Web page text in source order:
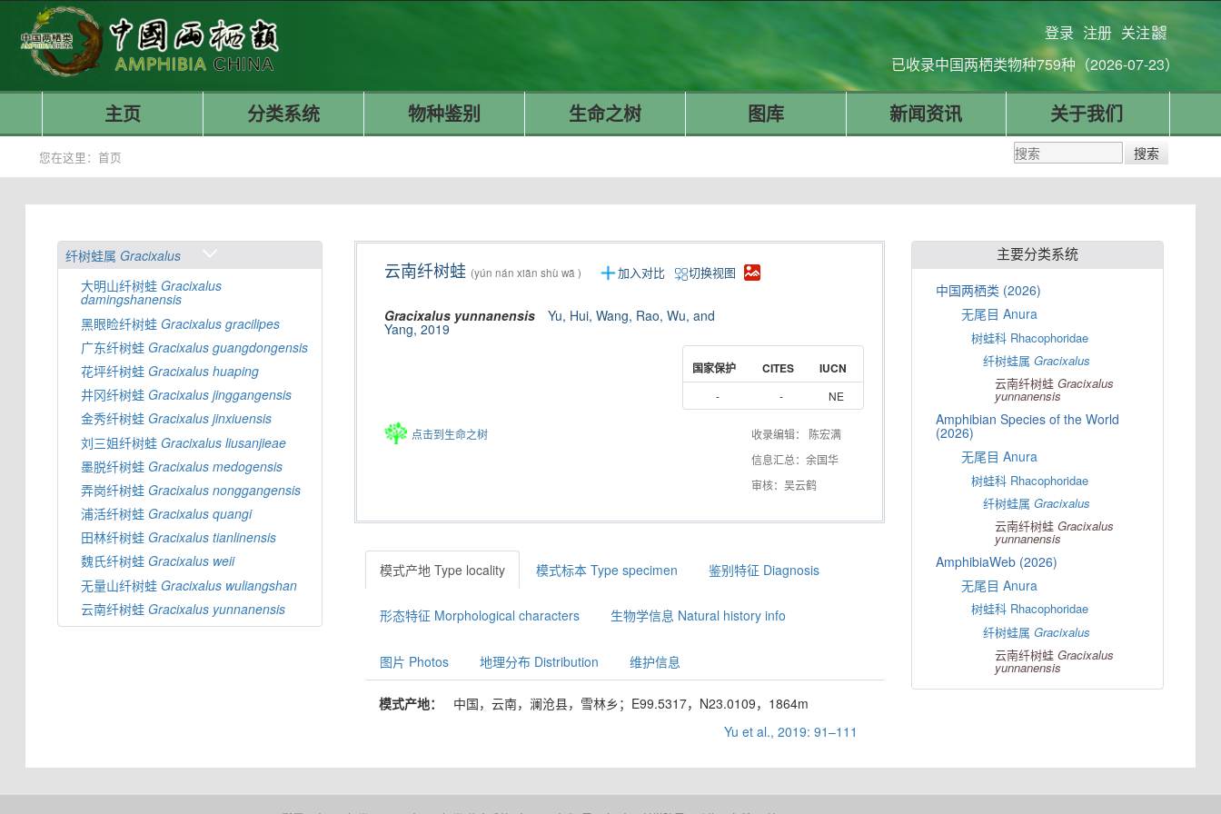
登录 注册 关注
已收录中国两栖类物种759种（2026-07-23）
主页 分类系统 物种鉴别 生命之树 图库 新闻资讯 关于我们
您在这里：首页
纤树蛙属 Gracixalus
大明山纤树蛙Gracixalus
damingshanensis
黑眼睑纤树蛙Gracixalus gracilipes
广东纤树蛙Gracixalus guangdongensis
花坪纤树蛙Gracixalus huaping
井冈纤树蛙Gracixalus jinggangensis
金秀纤树蛙Gracixalus jinxiuensis
刘三姐纤树蛙Gracixalus liusanjieae
墨脱纤树蛙Gracixalus medogensis
弄岗纤树蛙Gracixalus nonggangensis
浦活纤树蛙Gracixalus quangi
田林纤树蛙Gracixalus tianlinensis
魏氏纤树蛙Gracixalus weii
无量山纤树蛙Gracixalus wuliangshan
云南纤树蛙Gracixalus yunnanensis
云南纤树蛙 (yún nán xiān shù wā ) 加入对比 切换视图
Gracixalus yunnanensis Yu, Hui, Wang, Rao, Wu, and
Yang, 2019
国家保护 CITES IUCN
- - NE
点击到生命之树
收录编辑： 陈宏满
信息汇总：余国华
审核：吴云鹤
模式产地 Type locality 模式标本 Type specimen 鉴别特征 Diagnosis
形态特征 Morphological characters 生物学信息 Natural history info
图片 Photos 地理分布 Distribution 维护信息
模式产地：
中国，云南，澜沧县，雪林乡；E99.5317，N23.0109，1864m
Yu et al., 2019: 91–111
主要分类系统
中国两栖类 (2026)
无尾目 Anura
树蛙科 Rhacophoridae
纤树蛙属Gracixalus
云南纤树蛙Gracixalus
yunnanensis
Amphibian Species of the World
(2026)
无尾目 Anura
树蛙科 Rhacophoridae
纤树蛙属Gracixalus
云南纤树蛙Gracixalus
yunnanensis
AmphibiaWeb (2026)
无尾目 Anura
树蛙科 Rhacophoridae
纤树蛙属Gracixalus
云南纤树蛙Gracixalus
yunnanensis